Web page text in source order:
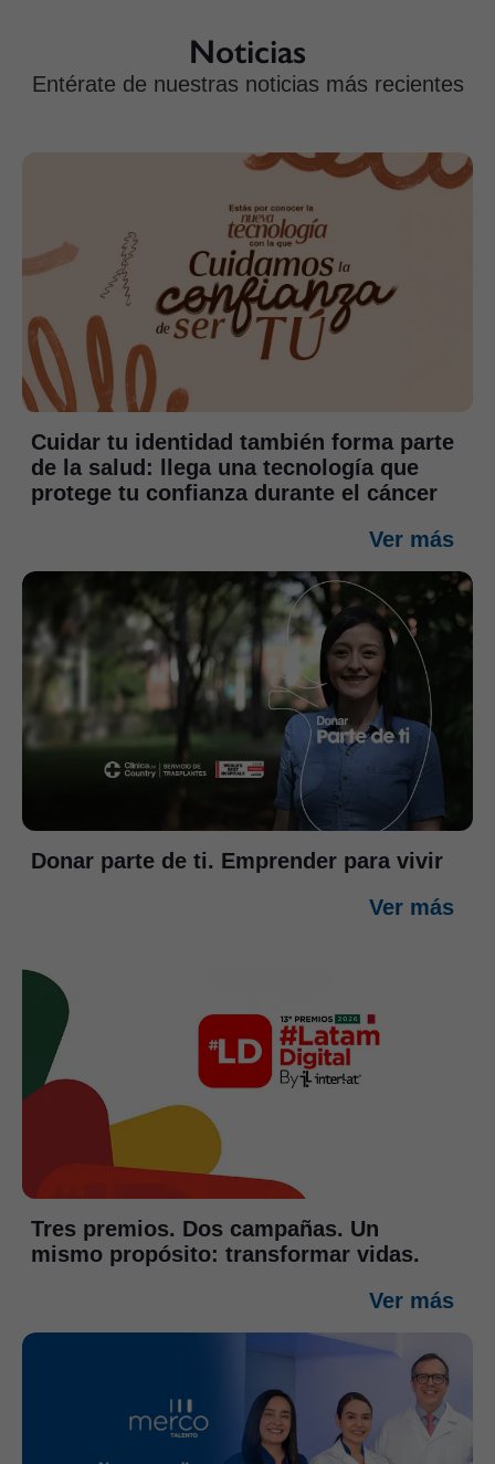
Noticias
Entérate de nuestras noticias más recientes
Cuidar tu identidad también forma parte
de la salud: llega una tecnología que
protege tu confianza durante el cáncer
Ver más
Donar parte de ti. Emprender para vivir
Ver más
Tres premios. Dos campañas. Un
mismo propósito: transformar vidas.
Ver más